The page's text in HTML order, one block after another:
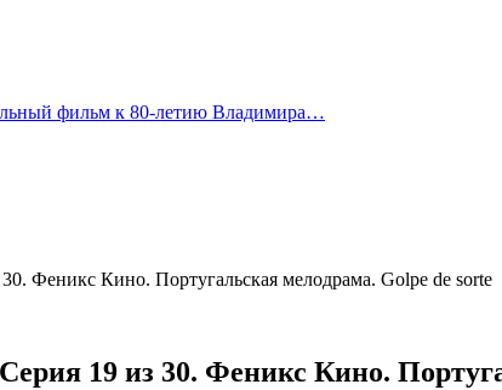
фильм к 80-летию Владимира…
Феникс Кино. Португальская мелодрама. Golpe de sorte
19 из 30. Феникс Кино.